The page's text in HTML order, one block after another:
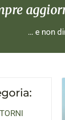
… e non